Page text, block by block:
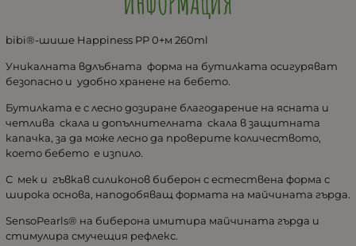
bibi®-шише Happiness PP 0+м 260ml
Уникалната вдлъбната форма на бутилката осигуряват
безопасно и удобно хранене на бебето.
Бутилката е с лесно дозиране благодарение на ясната и
четлива скала и допълнителната скала в защитната
капачка, за да може лесно да проверите количеството,
което бебето е изпило.
С мек и гъвкав силиконов биберон с естествена форма с
широка основа, наподобяващ формата на майчината гърда.
SensoPearls® на биберона имитира майчината гърда и
стимулира смучещия рефлекс.